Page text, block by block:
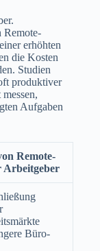
Remote-
erhöhten
die Kosten
Studien
produktiver
Aufgaben
Remote-
Büro-